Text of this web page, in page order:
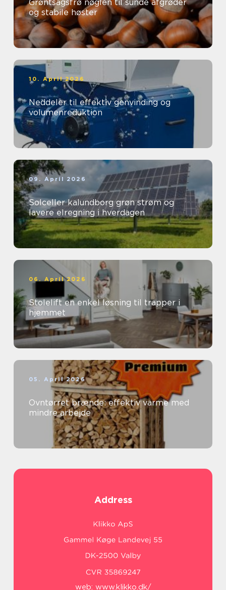
Grøntsagsfrø nøglen til sunde afgrøder
og stabile høster
10. April 2026
Neddeler til effektiv genvinding og
volumenreduktion
09. April 2026
Solceller kalundborg grøn strøm og
lavere elregning i hverdagen
06. April 2026
Stolelift en enkel løsning til trapper i
hjemmet
05. April 2026
Ovntørret brænde: effektiv varme med
mindre arbejde
Address
web: www.klikko.dk/